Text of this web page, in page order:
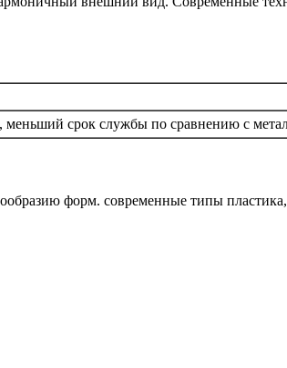
меньший срок службы по сравнению с
форм. современные типы